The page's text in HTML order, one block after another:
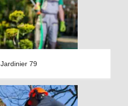
Jardinier 79